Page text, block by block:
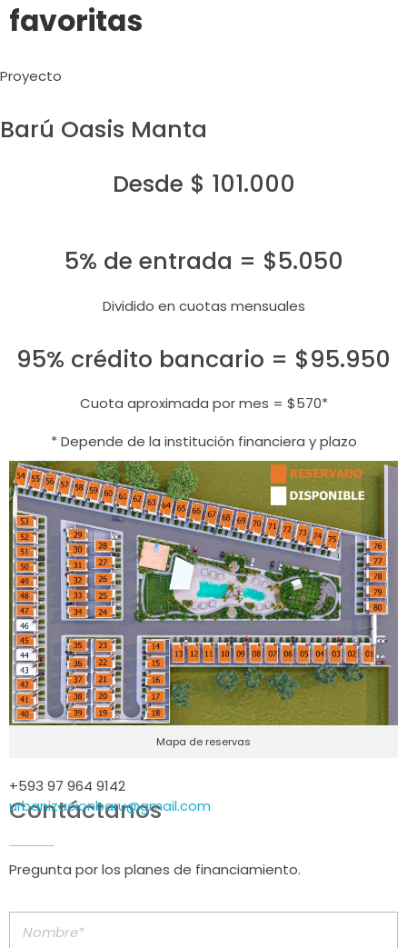
favoritas
Proyecto
Barú Oasis Manta
Desde $ 101.000
5% de entrada = $5.050
Dividido en cuotas mensuales
95% crédito bancario = $95.950
Cuota aproximada por mes = $570*
* Depende de la institución financiera y plazo
Mapa de reservas
Contáctanos
Pregunta por los planes de financiamiento.
+593 97 964 9142
urbanizacionbaru@gmail.com